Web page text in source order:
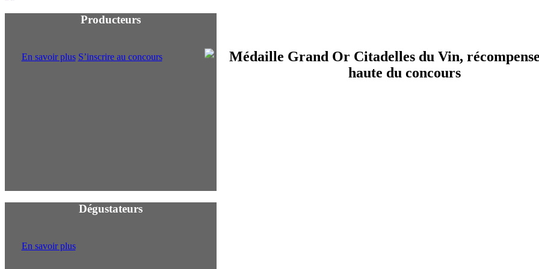
Producteurs
En savoir plus S’inscrire au concours
Dégustateurs
En savoir plus